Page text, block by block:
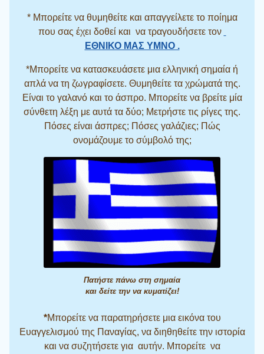
* Μπορείτε να θυμηθείτε και απαγγείλετε το ποίημα
που σας έχει δοθεί και να τραγουδήσετε τον
ΕΘΝΙΚΟ ΜΑΣ ΥΜΝΟ .
*Μπορείτε να κατασκευάσετε μια ελληνική σημαία ή
απλά να τη ζωγραφίσετε. Θυμηθείτε τα χρώματά της.
Είναι το γαλανό και το άσπρο. Μπορείτε να βρείτε μία
σύνθετη λέξη με αυτά τα δύο; Μετρήστε τις ρίγες της.
Πόσες είναι άσπρες; Πόσες γαλάζιες; Πώς
ονομάζουμε το σύμβολό της;
Πατήστε πάνω στη σημαία
και δείτε την να κυματίζει!
*Μπορείτε να παρατηρήσετε μια εικόνα του
Ευαγγελισμού της Παναγίας, να διηθηθείτε την ιστορία
και να συζητήσετε για αυτήν. Μπορείτε να